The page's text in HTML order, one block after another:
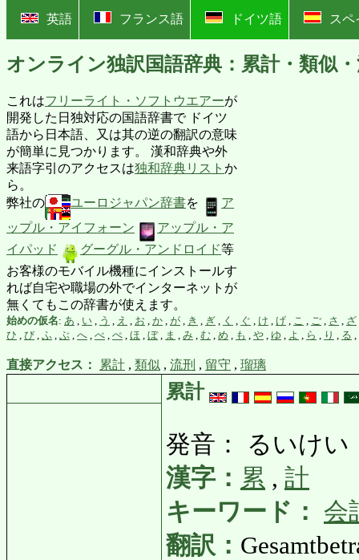
英語 フランス語 ドイツ語 スペ
オンライン独訳国語辞典：累計・類似
これはフリーライト・ソフトウエアーが
開発した日独対応の国語辞書で ドイツ
語から日本語、又は其の逆の翻訳の意味
が簡単に見つかります。 漢和辞典や外
来語字引のアクセスは独和辞典リスト か
ら。
弊社の
ユーロジャパン辞書を
ア
ップル・アイフォーン
アップル・ア
イパッド
グーグル・アンドロイド等
お客様のモバイル機種にインストールす
れば自宅や職場の外でインターネットが
無くてもこの辞書が使えます。
始めの仮名: あ い う え お か が き ぎ く ぐ け げ こ ご さ ざ
ひ
び ふ ぶ へ べ ぺ ほ ぼ, ま み む め も や ゆ よ ら り る
直接アクセス： 累計 , 類似 , 流刑 , 留守 , 瑠璃
累計
発音： るいけい
漢字： 累 , 計
キーワード：
会
翻訳：